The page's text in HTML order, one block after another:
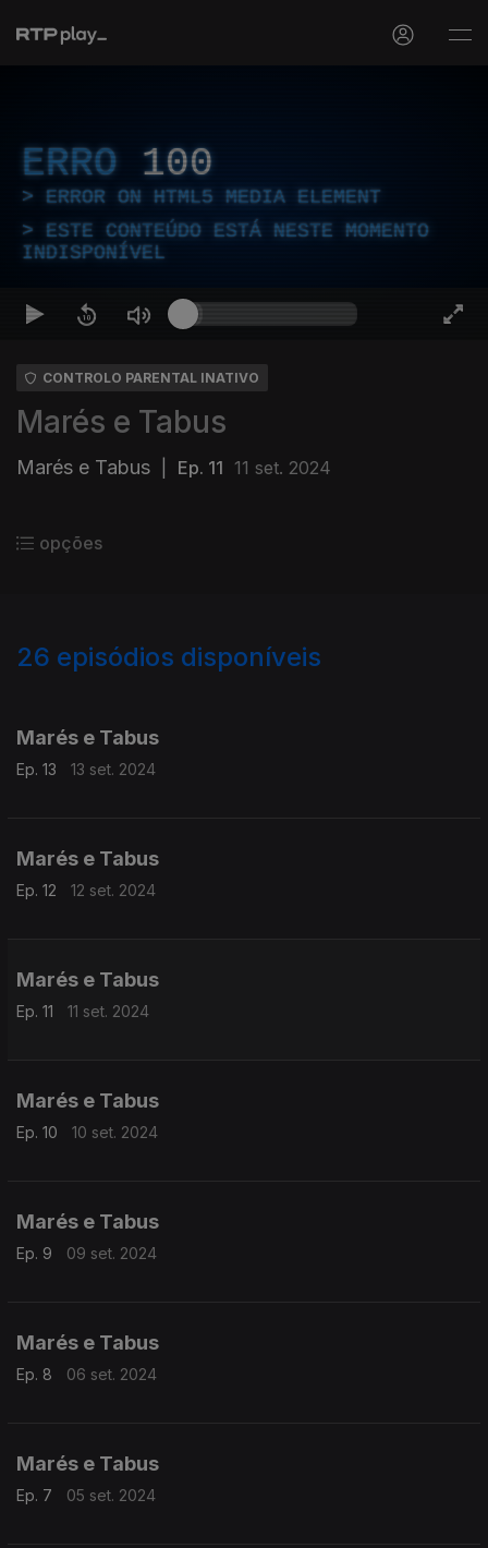
ERRO 100
ERROR ON HTML5 MEDIA ELEMENT
ESTE CONTEÚDO ESTÁ NESTE MOMENTO
INDISPONÍVEL
CONTROLO PARENTAL INATIVO
Marés e Tabus
Marés e Tabus Ep. 11 11 set. 2024
opções
26 episódios disponíveis
Marés e Tabus
Ep. 13 13 set. 2024
Marés e Tabus
Ep. 12 12 set. 2024
Marés e Tabus
Ep. 11 11 set. 2024
Marés e Tabus
Ep. 10 10 set. 2024
Marés e Tabus
Ep. 9 09 set. 2024
Marés e Tabus
Ep. 8 06 set. 2024
Marés e Tabus
Ep. 7 05 set. 2024